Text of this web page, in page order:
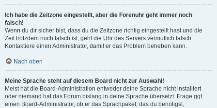
Ich habe die Zeitzone eingestellt, aber die Forenuhr geht immer noch
falsch!
Wenn du dir sicher bist, dass du die Zeitzone richtig eingestellt hast und die
Zeit trotzdem noch falsch ist, geht die Uhr des Servers vermutlich falsch.
Kontaktiere einen Administrator, damit er das Problem beheben kann.
Nach oben
Meine Sprache steht auf diesem Board nicht zur Auswahl!
Meist hat die Board-Administration entweder deine Sprache nicht installiert
oder niemand hat das Forum bislang in deine Sprache übersetzt. Frage ggf.
einen Board-Administrator, ob er das Sprachpaket, das du benötigst,